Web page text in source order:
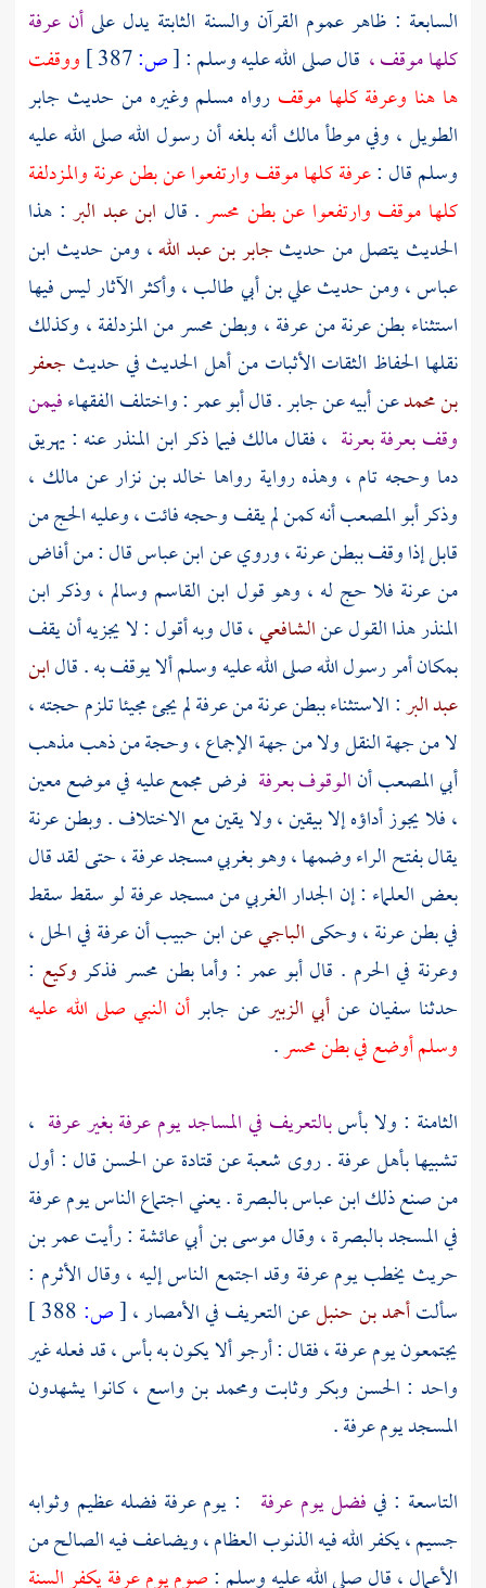
السابعة : ظاهر عموم القرآن والسنة الثابتة يدل علىأن عرفة
كلها موقف ، قال صلى الله عليه وسلم :[ص:
ووقفت
ها هنا وعرفةكلها موقف رواه مسلم وغيره من حديث جابر
الطويل ، وفي موطأمالكأنه بلغه أن رسول الله صلى الله عليه
وسلم قال :عرفةكلها موقف وارتفعوا عنبطن عرنةوالمزدلفة
كلها موقف وارتفعوا عنبطن محسر. قال ابن عبد البر : هذا
الحديث يتصل من حديثجابر بن عبد الله، ومن حديث ابن
عباس، ومن حديثعلي بن أبي طالب، وأكثر الآثار ليس فيها
استثناءبطن عرنةمنعرفة، وبطن محسرمنالمزدلفة، وكذلك
نقلها الحفاظ الثقات الأثبات من أهل الحديث في حديث جعفر
بن محمدعن أبيه عنجابر. قالأبو عمر: واختلف الفقهاءفيمن
وقفبعرفةبعرنة ، فقالمالكفيما ذكرابن المنذرعنه : يهريق
دما وحجه تام ، وهذه رواية رواها خالد بن نزارعنمالك ،
وذكرأبو المصعبأنه كمن لم يقف وحجه فائت ، وعليه الحج من
قابل إذا وقفببطن عرنة، وروي عنابن عباسقال : من أفاض
منعرنة فلا حج له ، وهو قول ابن القاسم وسالم ، وذكرابن
المنذرهذا القول عنالشافعي، قال وبه أقول : لا يجزيه أن يقف
بمكان أمر رسول الله صلى الله عليه وسلم ألا يوقف به . قالابن
عبد البر: الاستثناءببطن عرنةمنعرفةلم يجئ مجيئا تلزم حجته ،
لا من جهة النقل ولا من جهة الإجماع ، وحجة من ذهب مذهب
أبي المصعبأنالوقوفبعرفة فرضمجمععليه في موضع معين
، فلا يجوز أداؤه إلا بيقين ، ولا يقين مع الاختلاف .وبطن عرنة
يقال بفتح الراء وضمها ، وهو بغربيمسجد عرفة، حتى لقد قال
بعض العلماء : إن الجدار الغربي منمسجد عرفةلو سقط سقط
فيبطن عرنة، وحكىالباجيعنابن حبيبأنعرفةفي الحل ،
وعرنة فيالحرم . قالأبو عمر : وأمابطن محسر فذكروكيع :
حدثنا سفيان عنأبي الزبيرعن جابرأن النبي صلى الله عليه
وسلم أوضع فيبطن محسر.
الثامنة : ولا بأسبالتعريف في المساجد يومعرفةبغيرعرفة ،
تشبيها بأهلعرفة. روى شعبةعنقتادةعنالحسنقال : أول
من صنع ذلكابن عباسبالبصرة. يعني اجتماع الناس يومعرفة
في المسجدبالبصرة، وقالموسى بن أبي عائشة : رأيتعمر بن
حريث يخطب يومعرفة وقد اجتمع الناس إليه ، وقالالأثرم :
سألتأحمد بن حنبلعن التعريف في الأمصار ،[ص:
يجتمعون يومعرفة، فقال : أرجو ألا يكون به بأس ، قد فعله غير
واحد : الحسن وبكروثابت ومحمد بن واسع ، كانوا يشهدون
المسجد يومعرفة.
التاسعة : فيفضل يوم عرفة : يومعرفة فضله عظيم وثوابه
جسيم ، يكفر الله فيه الذنوب العظام ، ويضاعف فيه الصالح من
الأعمال ، قال صلى الله عليه وسلم :صوم يومعرفةيكفر السنة